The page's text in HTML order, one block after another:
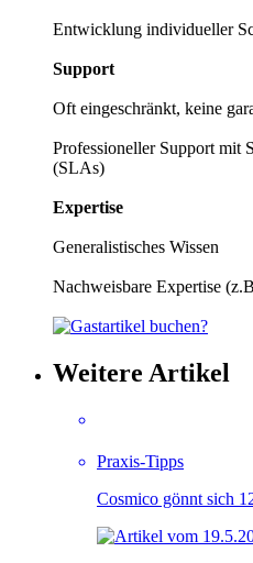
Entwicklung individueller
Support
Oft eingeschränkt, keine
Professioneller Support mit
(SLAs)
Expertise
Generalistisches Wissen
Nachweisbare Expertise
Weitere Artikel
Praxis-Tipps
Cosmico gönnt sich